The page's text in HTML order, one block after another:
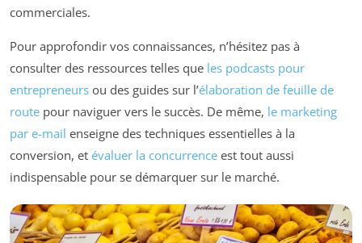
commerciales.
Pour approfondir vos connaissances, n’hésitez pas à
consulter des ressources telles que les podcasts pour
entrepreneurs ou des guides sur l’élaboration de feuille de
route pour naviguer vers le succès. De même, le marketing
par e-mail enseigne des techniques essentielles à la
conversion, et évaluer la concurrence est tout aussi
indispensable pour se démarquer sur le marché.